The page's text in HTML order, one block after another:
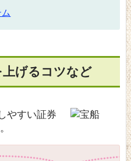
上げるコツなど
やすい証券